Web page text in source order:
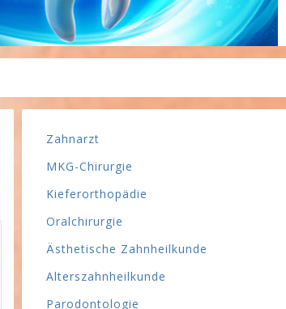
Zahnarzt
MKG-Chirurgie
Kieferorthopädie
Oralchirurgie
Ästhetische Zahnheilkunde
Alterszahnheilkunde
Parodontologie